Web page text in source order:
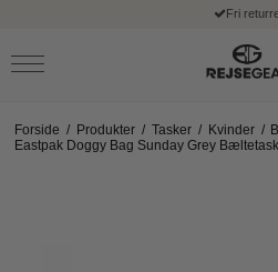
Fri
Forside / Produkter / Tasker / Kvinder /
Eastpak Doggy Bag Sunday Grey